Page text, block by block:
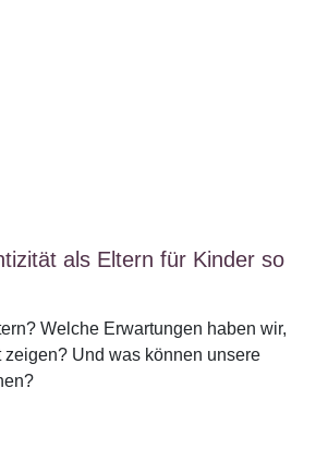
als Eltern für Kinder so
Welche Erwartungen haben wir,
Und was können unsere